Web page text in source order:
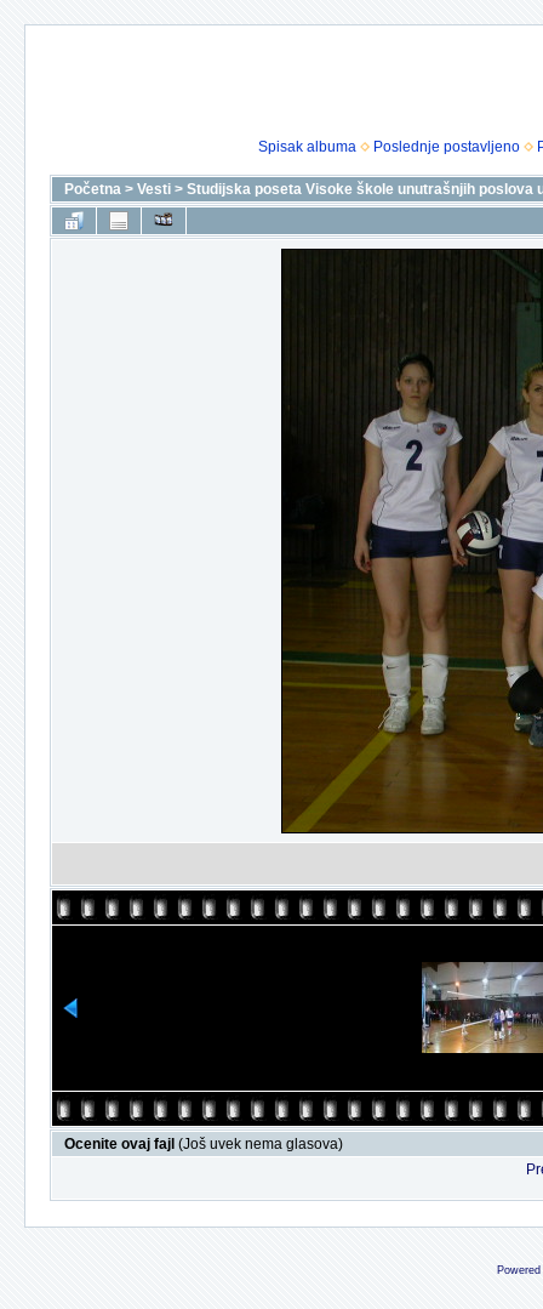
Spisak albuma Poslednje postavljeno
Početna > Vesti > Studijska poseta Visoke škole unutrašnjih poslova
Ocenite ovaj fajl (Još uvek nema glasova)